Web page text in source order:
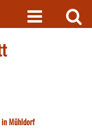
in Mühldorf